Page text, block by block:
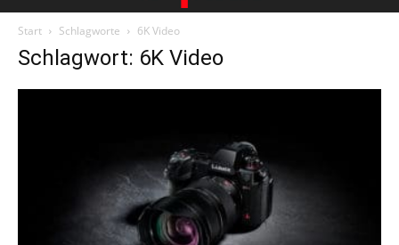
Start Schlagworte 6K Video
Schlagwort: 6K Video